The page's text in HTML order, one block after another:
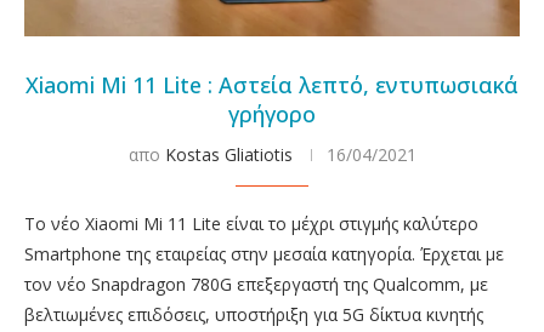
Xiaomi Mi 11 Lite : Αστεία λεπτό, εντυπωσιακά
γρήγορο
απο Kostas Gliatiotis 16/04/2021
Το νέο Xiaomi Mi 11 Lite είναι το μέχρι στιγμής καλύτερο
Smartphone της εταιρείας στην μεσαία κατηγορία. Έρχεται με
τον νέο Snapdragon 780G επεξεργαστή της Qualcomm, με
βελτιωμένες επιδόσεις, υποστήριξη για 5G δίκτυα κινητής